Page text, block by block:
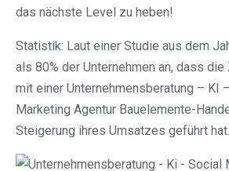
das nächste Level zu heben!
Statistik: Laut einer Studie aus dem
als 80% der Unternehmen an, dass
mit einer Unternehmensberatung – KI
Marketing Agentur Bauelemente-
Steigerung ihres Umsatzes geführt hat.